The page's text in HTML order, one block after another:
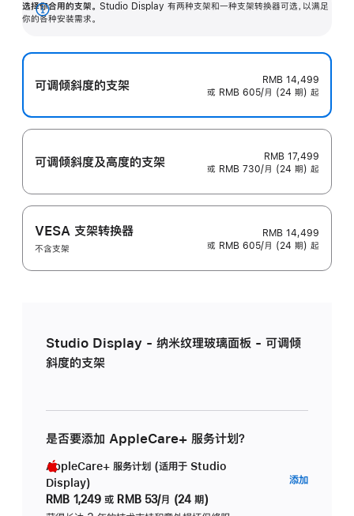
选择你合用的支架。 Studio Display 有两种支架和一种支架转换器可选，以满足
你的各种安装需求。
展
可调倾斜度的支架
RMB 14,499
或 RMB 605/月 (24 期) 起
可调倾斜度及高‍度的支‍架
RMB 17,499
或 RMB 730/月 (24 期) 起
VESA 支架转换器
不含支架
RMB 14,499
或 RMB 605/月 (24 期) 起
Studio Display - 纳米纹理玻璃面板 - 可调倾
斜度的支架
是否要添加 AppleCare+ 服务计划？
AppleCare+ 服务计划 (适用于 Studio
Display)
RMB 1,249 或 RMB 53/月 (24 期)
添加